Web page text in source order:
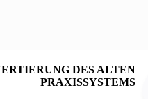
DES ALTEN
PRAXISSYSTEMS